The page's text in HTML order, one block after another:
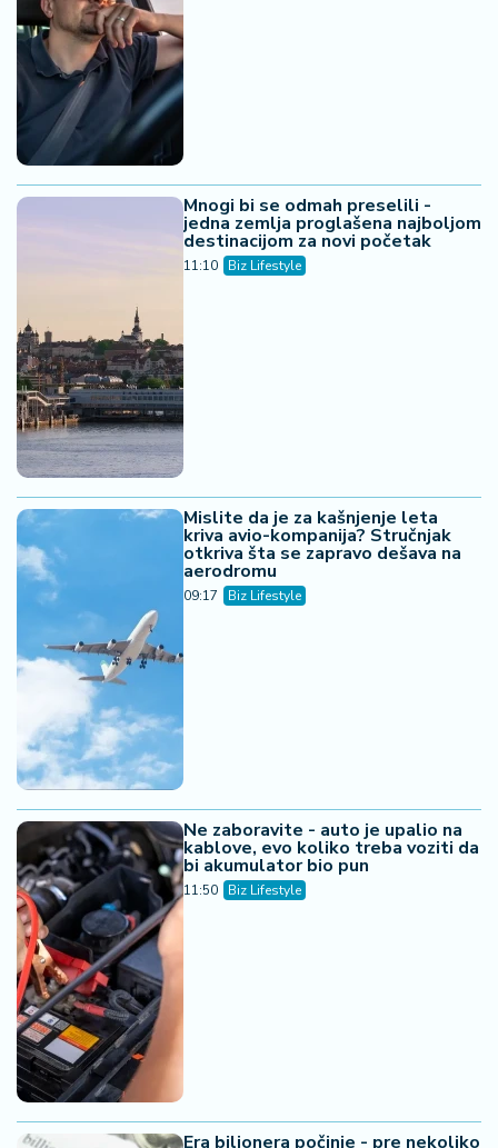
Mnogi bi se odmah preselili -
jedna zemlja proglašena najboljom
destinacijom za novi početak
11:10 Biz Lifestyle
Mislite da je za kašnjenje leta
kriva avio-kompanija? Stručnjak
otkriva šta se zapravo dešava na
aerodromu
09:17 Biz Lifestyle
Ne zaboravite - auto je upalio na
kablove, evo koliko treba voziti da
bi akumulator bio pun
11:50 Biz Lifestyle
Era bilionera počinje - pre nekoliko